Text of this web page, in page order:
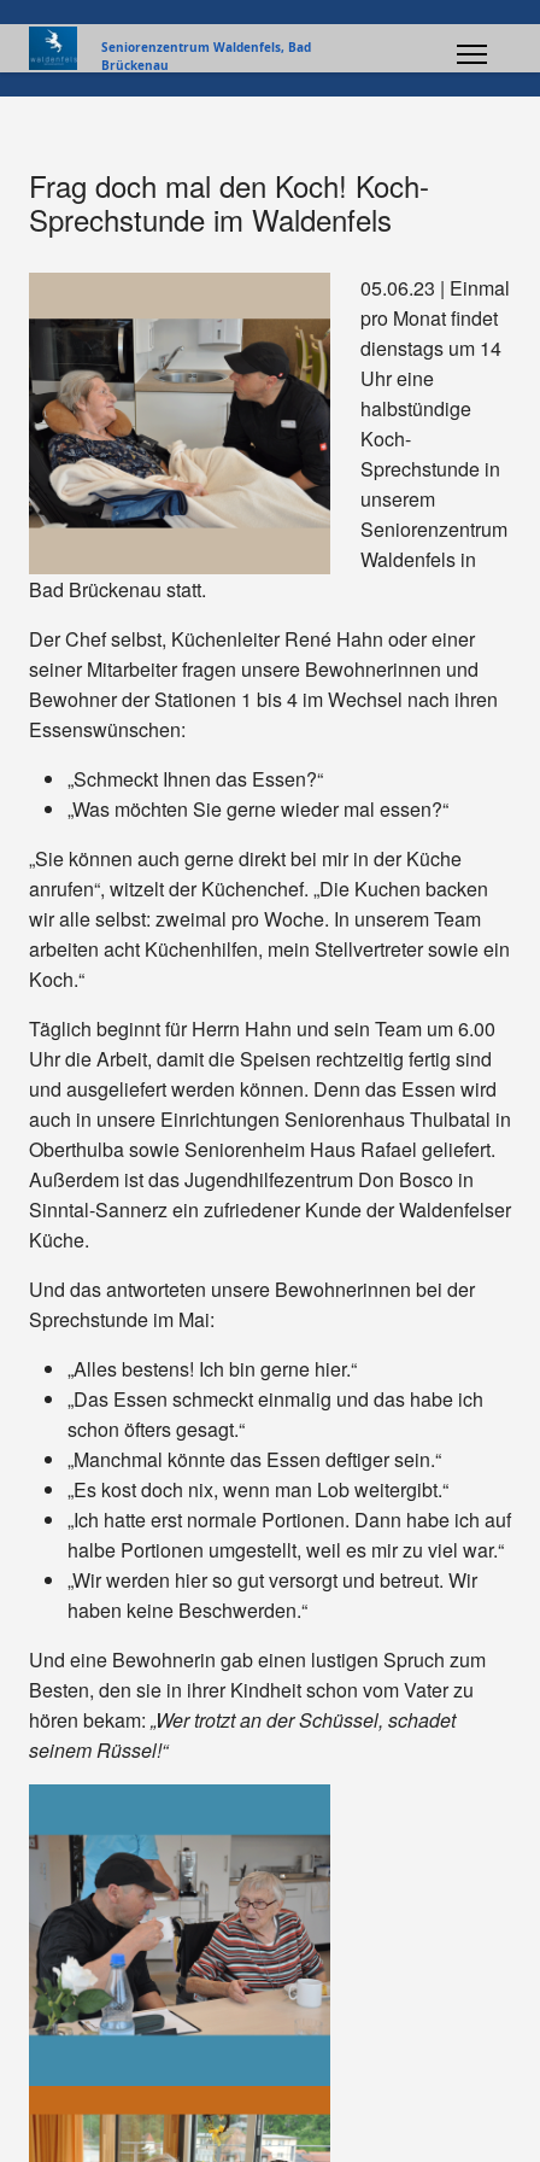
Seniorenzentrum Waldenfels, Bad
Brückenau
Frag doch mal den Koch! Koch-
Sprechstunde im Waldenfels
05.06.23 | Einmal
pro Monat findet
dienstags um 14
Uhr eine
halbstündige
Koch-
Sprechstunde in
unserem
Seniorenzentrum
Waldenfels in
Bad Brückenau statt.
Der Chef selbst, Küchenleiter René Hahn oder einer
seiner Mitarbeiter fragen unsere Bewohnerinnen und
Bewohner der Stationen 1 bis 4 im Wechsel nach ihren
Essenswünschen:
„Schmeckt Ihnen das Essen?“
„Was möchten Sie gerne wieder mal essen?“
„Sie können auch gerne direkt bei mir in der Küche
anrufen“, witzelt der Küchenchef. „Die Kuchen backen
wir alle selbst: zweimal pro Woche. In unserem Team
arbeiten acht Küchenhilfen, mein Stellvertreter sowie ein
Koch.“
Täglich beginnt für Herrn Hahn und sein Team um 6.00
Uhr die Arbeit, damit die Speisen rechtzeitig fertig sind
und ausgeliefert werden können. Denn das Essen wird
auch in unsere Einrichtungen Seniorenhaus Thulbatal in
Oberthulba sowie Seniorenheim Haus Rafael geliefert.
Außerdem ist das Jugendhilfezentrum Don Bosco in
Sinntal-Sannerz ein zufriedener Kunde der Waldenfelser
Küche.
Und das antworteten unsere Bewohnerinnen bei der
Sprechstunde im Mai:
„Alles bestens! Ich bin gerne hier.“
„Das Essen schmeckt einmalig und das habe ich
schon öfters gesagt.“
„Manchmal könnte das Essen deftiger sein.“
„Es kost doch nix, wenn man Lob weitergibt.“
„Ich hatte erst normale Portionen. Dann habe ich auf
halbe Portionen umgestellt, weil es mir zu viel war.“
„Wir werden hier so gut versorgt und betreut. Wir
haben keine Beschwerden.“
Und eine Bewohnerin gab einen lustigen Spruch zum
Besten, den sie in ihrer Kindheit schon vom Vater zu
hören bekam: „Wer trotzt an der Schüssel, schadet
seinem Rüssel!“